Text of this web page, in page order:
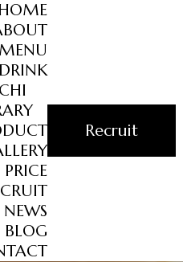
MENU
DRINK
PRICE
NEWS
BLOG
Recruit